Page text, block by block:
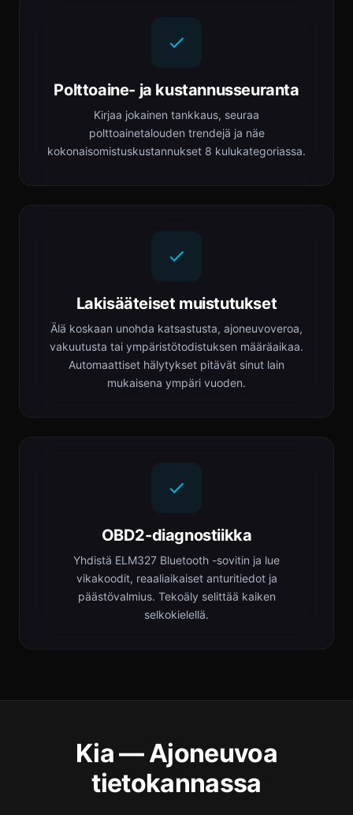
Polttoaine- ja kustannusseuranta
Kirjaa jokainen tankkaus, seuraa
polttoainetalouden trendejä ja näe
kokonaisomistuskustannukset 8 kulukategoriassa.
Lakisääteiset muistutukset
Älä koskaan unohda katsastusta, ajoneuvoveroa,
vakuutusta tai ympäristötodistuksen määräaikaa.
Automaattiset hälytykset pitävät sinut lain
mukaisena ympäri vuoden.
OBD2-diagnostiikka
Yhdistä ELM327 Bluetooth -sovitin ja lue
vikakoodit, reaaliaikaiset anturitiedot ja
päästövalmius. Tekoäly selittää kaiken
selkokielellä.
Kia — Ajoneuvoa
tietokannassa